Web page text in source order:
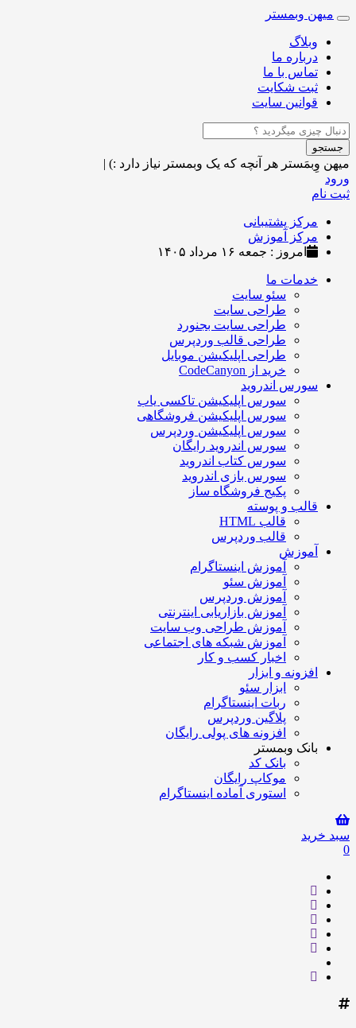
Toggle
navigation
میهن وبمستر
وبلاگ
درباره ما
تماس با ما
ثبت شکایت
قوانین سایت
جستجو
میهن وِبمَستر هر آنچه که یک وبمستر نیاز دارد :) |
ورود
ثبت نام
مرکز پشتیبانی
مرکز آموزش
امروز : جمعه ۱۶ مرداد ۱۴۰۵
خدمات ما
سئو سایت
طراحی سایت
طراحی سایت بجنورد
طراحی قالب وردپرس
طراحی اپلیکیشن موبایل
خرید از CodeCanyon
سورس اندروید
سورس اپلیکیشن تاکسی یاب
سورس اپلیکیشن فروشگاهی
سورس اپلیکیشن وردپرس
سورس اندروید رایگان
سورس کتاب اندروید
سورس بازی اندروید
پکیج فروشگاه ساز
قالب و پوسته
قالب HTML
قالب وردپرس
آموزش
آموزش اینستاگرام
آموزش سئو
آموزش وردپرس
آموزش بازاریابی اینترنتی
آموزش طراحی وب سایت
آموزش شبکه های اجتماعی
اخبار کسب و کار
افزونه و ابزار
ابزار سئو
ربات اینستاگرام
پلاگین وردپرس
افزونه های پولی رایگان
بانک وبمستر
بانک کد
موکاپ رایگان
استوری آماده اینستاگرام
سبد خرید
0